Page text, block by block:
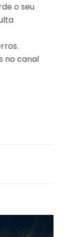
o seu
no canal